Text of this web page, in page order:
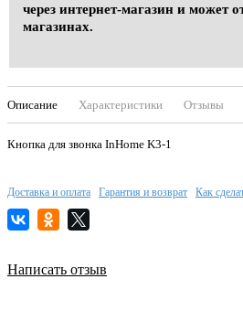
через интернет-магазин и может
магазинах.
Описание Характеристики Отзывы
Кнопка для звонка InHome K3-1
Доставка и оплата Гарантия и возврат Как
Написать отзыв